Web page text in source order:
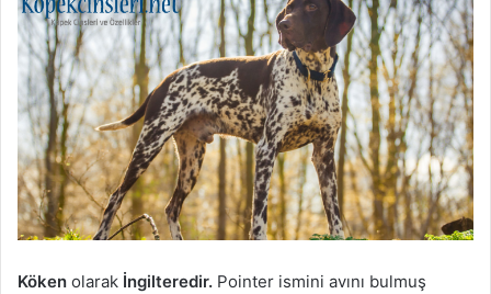
Köken olarak İngilteredir. Pointer ismini avını bulmuş